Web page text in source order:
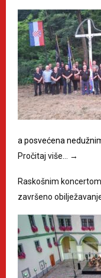
a posvećena
Pročitaj više…
→
Raskošnim
završeno